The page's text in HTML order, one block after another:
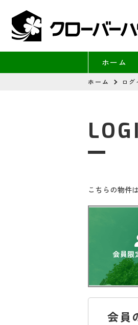
ホーム
ホーム ログ
こちらの物件
会員限
会員